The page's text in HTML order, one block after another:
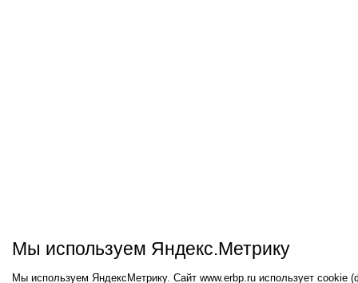
Мы используем Яндекс.Метрику
Мы используем ЯндексМетрику. Сайт www.erbp.ru использует